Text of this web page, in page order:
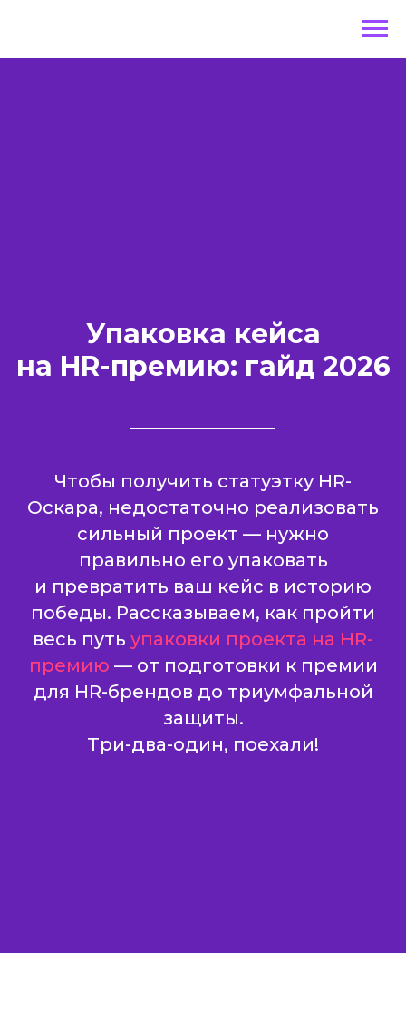
Упаковка кейса
на HR-премию: гайд 2026
Чтобы получить статуэтку HR-
Оскара, недостаточно реализовать
сильный проект — нужно
правильно его упаковать
и превратить ваш кейс в историю
победы. Рассказываем, как пройти
весь путь упаковки проекта на HR-
премию — от подготовки к премии
для HR-брендов до триумфальной
защиты.
Три-два-один, поехали!